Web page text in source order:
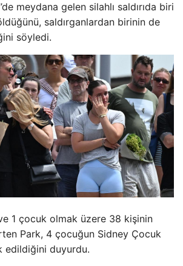
meydana gelen silahlı saldırıda biri
saldırganlardan birinin de
söyledi.
1 çocuk olmak üzere 38 kişinin
Park, 4 çocuğun Sidney Çocuk
edildiğini duyurdu.